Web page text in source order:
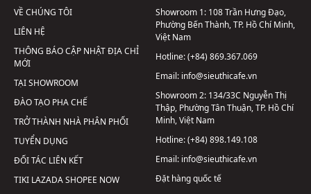
VỀ CHÚNG TÔI
LIÊN HỆ
THÔNG BÁO CẬP NHẬT ĐỊA CHỈ
MỚI
TẠI SHOWROOM
ĐÀO TẠO PHA CHẾ
TRỞ THÀNH NHÀ PHÂN PHỐI
TUYỂN DỤNG
ĐỐI TÁC LIÊN KẾT
TIKI LAZADASHOPEE NOW
Showroom 1: 108 Trần Hưng Đạo,
Phường Bến Thành, TP. Hồ Chí Minh,
Việt Nam
Hotline:(+84) 869.367.069
Email: info@sieuthicafe.vn
Showroom 2: 134/33C Nguyễn Thị
Thập, Phường Tân Thuận, TP. Hồ Chí
Minh, Việt Nam
Hotline:(+84) 898.149.108
Email: info@sieuthicafe.vn
Đặt hàng quốc tế